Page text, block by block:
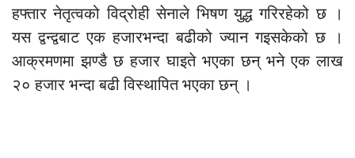
हफ्तार नेतृत्वको विद्रोही सेनाले भिषण युद्ध गरिरहेको छ ।
यस द्वन्द्वबाट एक हजारभन्दा बढीको ज्यान गइसकेको छ ।
आक्रमणमा झण्डै छ हजार घाइते भएका छन् भने एक लाख
२० हजार भन्दा बढी विस्थापित भएका छन् ।